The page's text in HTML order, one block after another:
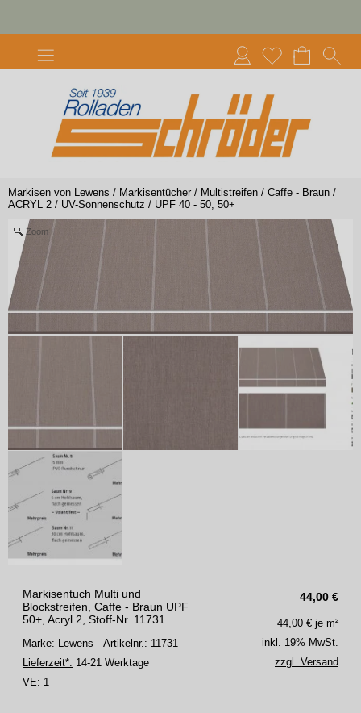
Markisen von Lewens / Markisentücher / Multistreifen / Caffe - Braun /
ACRYL 2 / UV-Sonnenschutz / UPF 40 - 50, 50+
Zoom
44,00 €
Markisentuch Multi und
Blockstreifen, Caffe - Braun UPF
50+, Acryl 2, Stoff-Nr. 11731
Marke: Lewens Artikelnr.: 11731
Lieferzeit*: 14-21 Werktage
VE: 1
44,00 € je m²
inkl. 19% MwSt.
zzgl. Versand